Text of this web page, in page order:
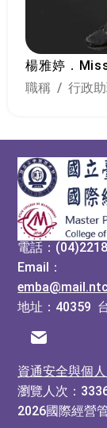
楊雅婷 ．
職稱 / 行政助
電話：
Email：
地址：40359
電子信箱
資通安全與個
瀏覽人次：
2026國際經營